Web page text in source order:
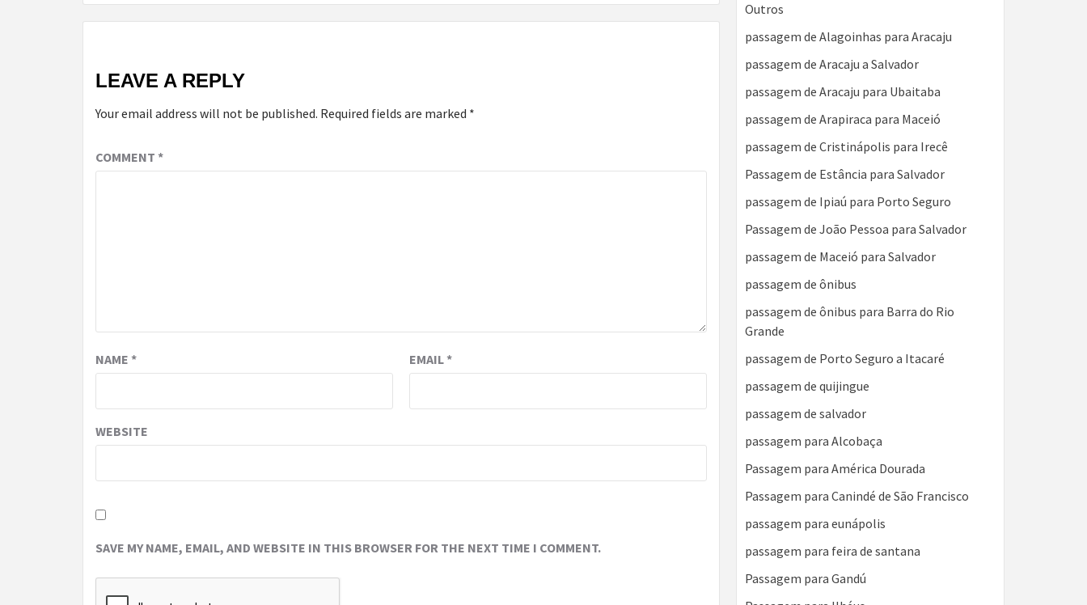
LEAVE A REPLY
Your email address will not be published. Required fields are marked *
COMMENT *
NAME * EMAIL*
WEBSITE
SAVE MY NAME, EMAIL, AND WEBSITE IN THIS BROWSER FOR THE NEXT TIME I COMMENT.
Outros
passagem de Alagoinhas para Aracaju
passagem de Aracaju a Salvador
passagem de Aracaju para Ubaitaba
passagem de Arapiraca para Maceió
passagem de Cristinápolis para Irecê
Passagem de Estância para Salvador
passagem de Ipiaú para Porto Seguro
Passagem de João Pessoa para Salvador
passagem de Maceió para Salvador
passagem de ônibus
passagem de ônibus para Barra do Rio
Grande
passagem de Porto Seguro a Itacaré
passagem de quijingue
passagem de salvador
passagem para Alcobaça
Passagem para América Dourada
Passagem para Canindé de São Francisco
passagem para eunápolis
passagem para feira de santana
Passagem para Gandú